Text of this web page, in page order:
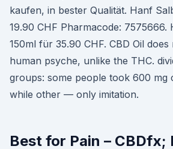
kaufen, in bester Qualität. Hanf
19.90 CHF Pharmacode: 7575666.
150ml für 35.90 CHF. CBD Oil
human psyche, unlike the THC.
groups: some people took 600 mg
while other — only imitation.
Best for Pain – CBDfx;